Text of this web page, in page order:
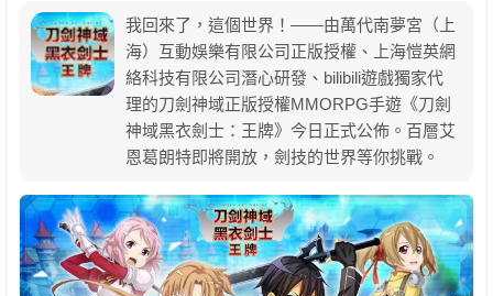
我回來了，這個世界！——由萬代南夢宮（上
海）互動娛樂有限公司正版授權、上海愷英網
絡科技有限公司潛心研發、bilibili遊戲獨家代
理的刀劍神域正版授權MMORPG手遊《刀劍
神域黑衣劍士：王牌》今日正式公佈。百層艾
恩葛朗特即將開放，劍技的世界等你挑戰。